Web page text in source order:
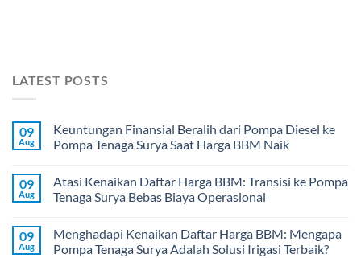
LATEST POSTS
09
Aug
Keuntungan Finansial Beralih dari Pompa Diesel ke
Pompa Tenaga Surya Saat Harga BBM Naik
09
Aug
Atasi Kenaikan Daftar Harga BBM: Transisi ke Pompa
Tenaga Surya Bebas Biaya Operasional
09
Aug
Menghadapi Kenaikan Daftar Harga BBM: Mengapa
Pompa Tenaga Surya Adalah Solusi Irigasi Terbaik?